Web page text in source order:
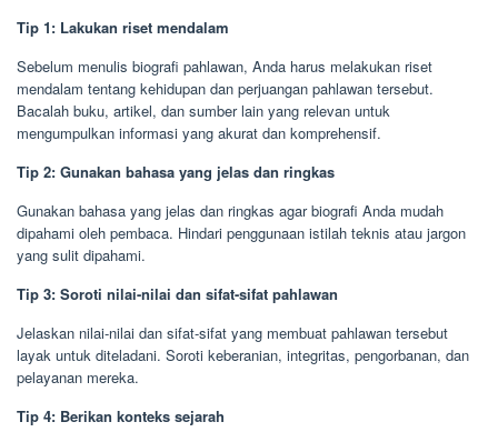
Tip 1: Lakukan riset mendalam
Sebelum menulis biografi pahlawan, Anda harus melakukan riset
mendalam tentang kehidupan dan perjuangan pahlawan tersebut.
Bacalah buku, artikel, dan sumber lain yang relevan untuk
mengumpulkan informasi yang akurat dan komprehensif.
Tip 2: Gunakan bahasa yang jelas dan ringkas
Gunakan bahasa yang jelas dan ringkas agar biografi Anda mudah
dipahami oleh pembaca. Hindari penggunaan istilah teknis atau jargon
yang sulit dipahami.
Tip 3: Soroti nilai-nilai dan sifat-sifat pahlawan
Jelaskan nilai-nilai dan sifat-sifat yang membuat pahlawan tersebut
layak untuk diteladani. Soroti keberanian, integritas, pengorbanan, dan
pelayanan mereka.
Tip 4: Berikan konteks sejarah